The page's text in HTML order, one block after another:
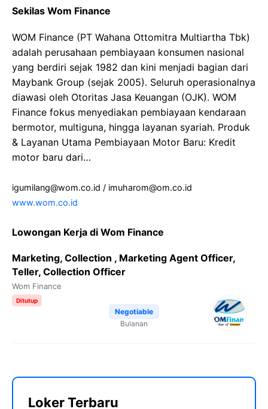
Sekilas Wom Finance
WOM Finance (PT Wahana Ottomitra Multiartha Tbk)
adalah perusahaan pembiayaan konsumen nasional
yang berdiri sejak 1982 dan kini menjadi bagian dari
Maybank Group (sejak 2005). Seluruh operasionalnya
diawasi oleh Otoritas Jasa Keuangan (OJK). WOM
Finance fokus menyediakan pembiayaan kendaraan
bermotor, multiguna, hingga layanan syariah. Produk
& Layanan Utama Pembiayaan Motor Baru: Kredit
motor baru dari…
igumilang@wom.co.id / imuharom@om.co.id
www.wom.co.id
Lowongan Kerja di Wom Finance
Marketing, Collection , Marketing Agent Officer,
Teller, Collection Officer
Wom Finance
Ditutup
Negotiable
Bulanan
Loker Terbaru